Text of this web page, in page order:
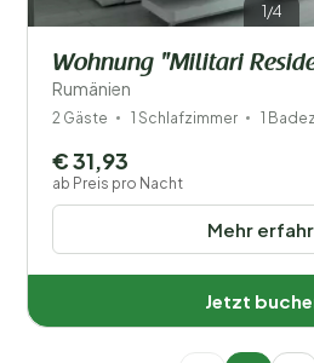
1/4
Wohnung "Militari
Rumänien
2 Gäste 1 Schlafzimmer 1
Mehr
€ 31,93
ab Preis pro Nacht
Jetzt